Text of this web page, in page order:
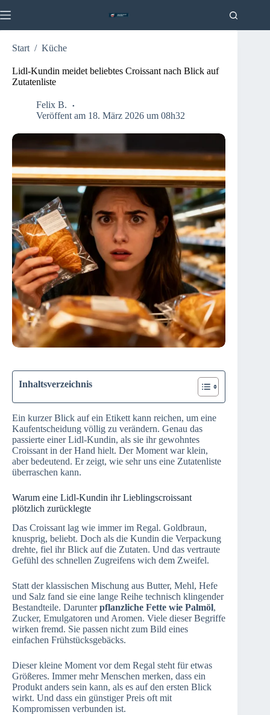
Inhalt
Start / Küche
Lidl-Kundin meidet beliebtes Croissant nach Blick auf
Zutatenliste
Felix B.
Veröffent am 18. März 2026 um 08h32
Inhaltsverzeichnis
Ein kurzer Blick auf ein Etikett kann reichen, um eine
Kaufentscheidung völlig zu verändern. Genau das
passierte einer Lidl-Kundin, als sie ihr gewohntes
Croissant in der Hand hielt. Der Moment war klein,
aber bedeutend. Er zeigt, wie sehr uns eine Zutatenliste
überraschen kann.
Warum eine Lidl-Kundin ihr Lieblingscroissant
plötzlich zurücklegte
Das Croissant lag wie immer im Regal. Goldbraun,
knusprig, beliebt. Doch als die Kundin die Verpackung
drehte, fiel ihr Blick auf die Zutaten. Und das vertraute
Gefühl des schnellen Zugreifens wich dem Zweifel.
Statt der klassischen Mischung aus Butter, Mehl, Hefe
und Salz fand sie eine lange Reihe technisch klingender
Bestandteile. Darunterpflanzliche Fette wie Palmöl,
Zucker, Emulgatoren und Aromen. Viele dieser Begriffe
wirken fremd. Sie passen nicht zum Bild eines
einfachen Frühstücksgebäcks.
Dieser kleine Moment vor dem Regal steht für etwas
Größeres. Immer mehr Menschen merken, dass ein
Produkt anders sein kann, als es auf den ersten Blick
wirkt. Und dass ein günstiger Preis oft mit
Kompromissen verbunden ist.